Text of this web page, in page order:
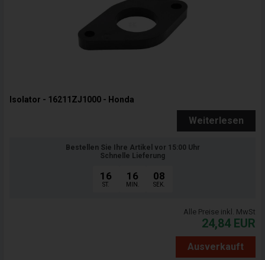
Isolator - 16211ZJ1000 - Honda
Weiterlesen
Bestellen Sie Ihre Artikel vor 15:00 Uhr
Schnelle Lieferung
16
ST.
16
MIN.
07
SEK.
Alle Preise inkl. MwSt
24,84 EUR
Ausverkauft